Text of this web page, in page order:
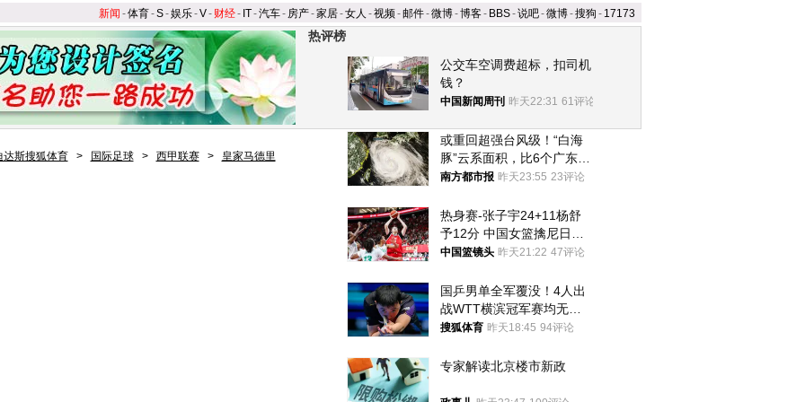
新闻 -体育-S-娱乐-V- 财经- IT-汽车- 房产-家居-女人 -视频-邮件-微博-博客- BBS-说吧-微博-搜狗 - 17173
热评榜
公交车空调费超标，扣司机
钱？
中国新闻周刊 昨天22:31 61评论
或重回超强台风级！“白海
豚”云系面积，比6个广东还
大！深圳官方：注意这件事
南方都市报 昨天23:55 23评论
热身赛-张子宇24+11杨舒
予12分 中国女篮擒尼日利
亚
中国篮镜头 昨天21:22 47评论
国乒男单全军覆没！4人出
战WTT横滨冠军赛均无缘
八强
搜狐体育 昨天18:45 94评论
专家解读北京楼市新政
达斯搜狐体育 > 国际足球 > 西甲联赛 > 皇家马德里